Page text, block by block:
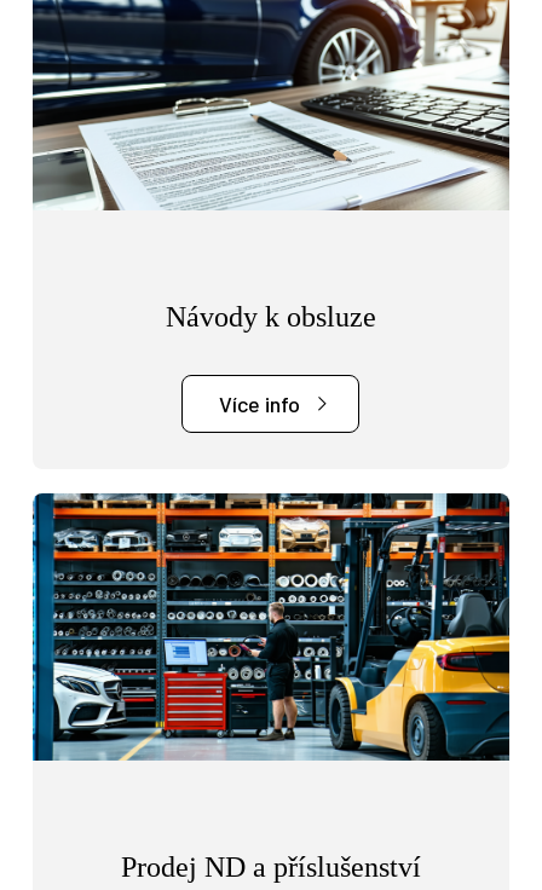
Návody k obsluze
Více info
Prodej ND a příslušenství